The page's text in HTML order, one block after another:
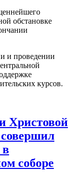
обстановке
и проведении
курсов.
Христовой
соборе